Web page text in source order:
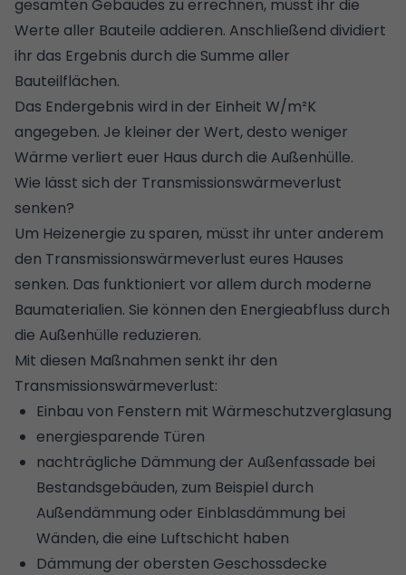
gesamten Gebäudes zu errechnen, müsst ihr die
Werte aller Bauteile addieren. Anschließend dividiert
ihr das Ergebnis durch die Summe aller
Bauteilflächen.
Das Endergebnis wird in der Einheit W/m²K
angegeben. Je kleiner der Wert, desto weniger
Wärme verliert euer Haus durch die Außenhülle.
Wie lässt sich der Transmissionswärmeverlust
senken?
Um Heizenergie zu sparen, müsst ihr unter anderem
den Transmissionswärmeverlust eures Hauses
senken. Das funktioniert vor allem durch moderne
Baumaterialien. Sie können den Energieabfluss durch
die Außenhülle reduzieren.
Mit diesen Maßnahmen senkt ihr den
Transmissionswärmeverlust:
Einbau von Fenstern mit Wärmeschutzverglasung
energiesparende Türen
nachträgliche Dämmung der Außenfassade bei
Bestandsgebäuden, zum Beispiel durch
Außendämmung oder Einblasdämmung bei
Wänden, die eine Luftschicht haben
Dämmung der obersten Geschossdecke